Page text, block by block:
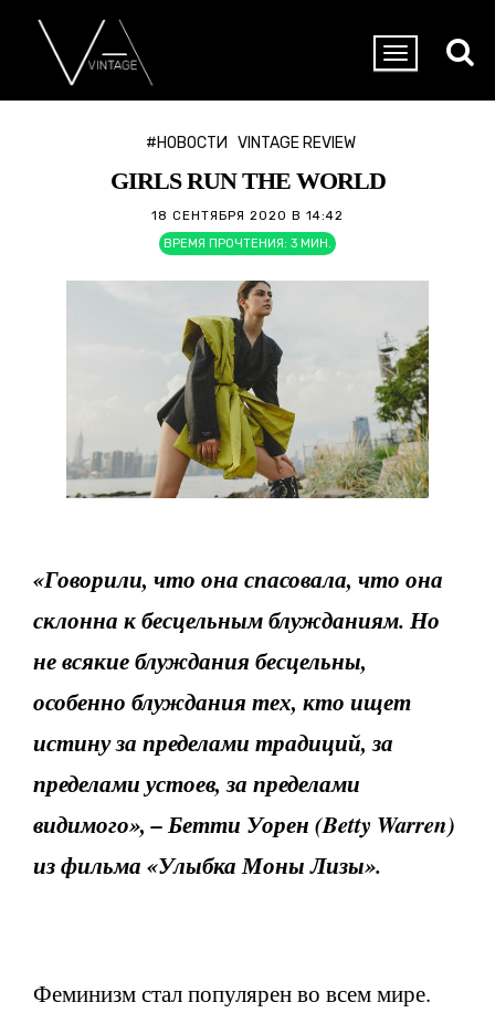
#НОВОСТИ VINTAGE REVIEW
GIRLS RUN THE WORLD
18 СЕНТЯБРЯ 2020 В 14:42
ВРЕМЯ ПРОЧТЕНИЯ: 3 МИН.
«Говорили, что она спасовала, что она
склонна к бесцельным блужданиям. Но
не всякие блуждания бесцельны,
особенно блуждания тех, кто ищет
истину за пределами традиций, за
пределами устоев, за пределами
видимого», – Бетти Уорен (Betty Warren)
из фильма «Улыбка Моны Лизы».
Феминизм стал популярен во всем мире.